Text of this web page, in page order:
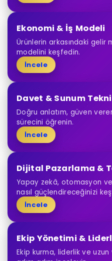
Ekonomi & İş Modeli
Ürünlerin arkasındaki gelir
modelini keşfedin.
İncele
Davet & Sunum
Doğru anlatım, güven
sürecini öğrenin.
İncele
Dijital Pazarlama &
Yapay zekâ, otomasyon
nasıl güçlendireceğinizi
İncele
Ekip Yönetimi &
Ekip kurma, liderlik ve